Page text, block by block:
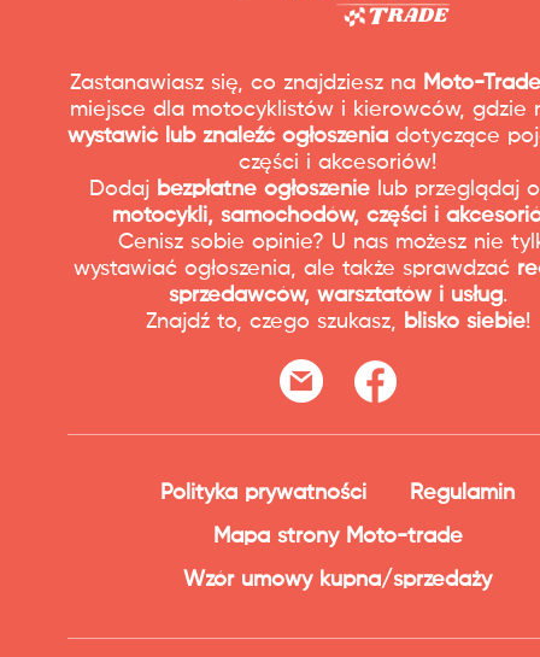
Zastanawiasz się, co znajdziesz na Moto-
miejsce dla motocyklistów i kierowców, gdzie
wystawić lub znaleźć ogłoszenia dotyczące
części i akcesoriów!
Dodaj bezpłatne ogłoszenielub przeglądaj
motocykli, samochodów, części i
Cenisz sobie opinie? U nas możesz nie
wystawiać ogłoszenia, ale także sprawdzać
sprzedawców, warsztatów i usług.
Znajdź to, czego szukasz, blisko siebie!
Polityka prywatności
Regulamin
Mapa strony Moto-trade
Wzór umowy kupna/sprzedaży